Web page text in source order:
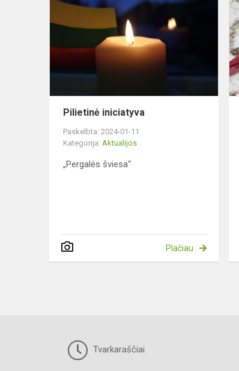
Pilietinė iniciatyva
Paskelbta: 2024-01-11
Kategorija: Aktualijos
„Pergalės šviesa“
Plačiau
Tvarkaraščiai